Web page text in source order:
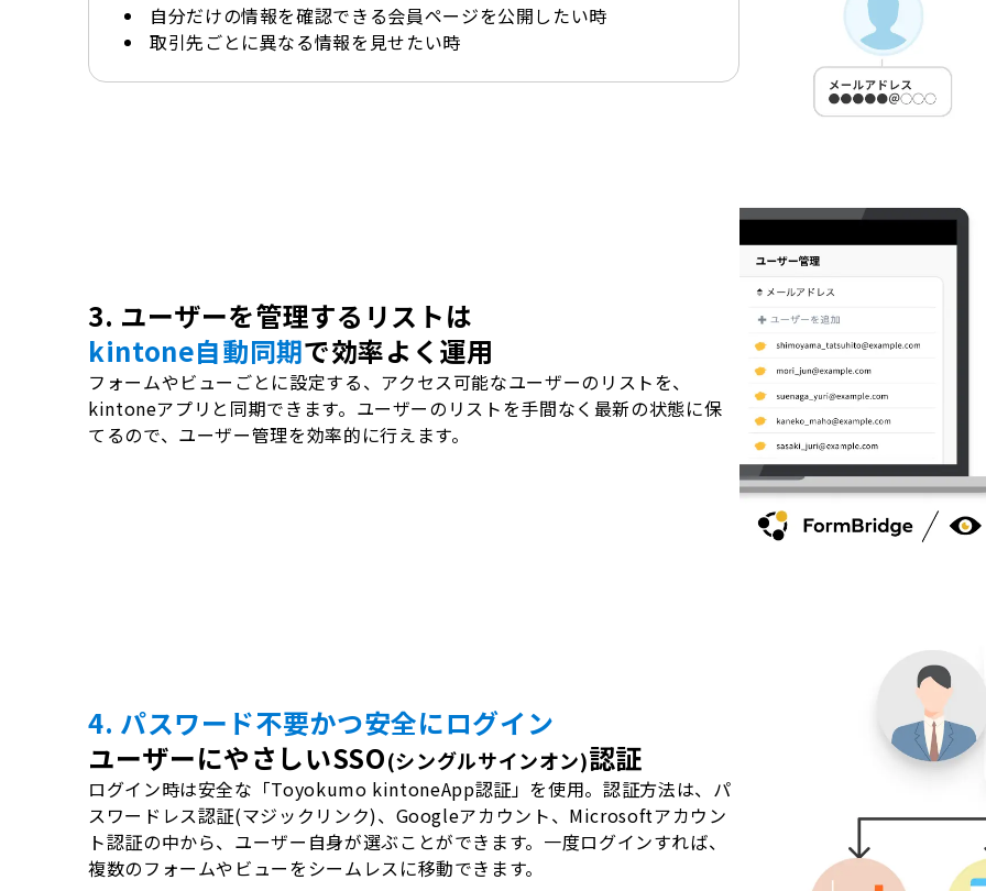
自分だけの情報を確認できる会員ページを公開したい時
取引先ごとに異なる情報を見せたい時
3. ユーザーを管理するリストは
kintone自動同期で効率よく運用
フォームやビューごとに設定する、アクセス可能なユーザーのリストを、
kintoneアプリと同期できます。ユーザーのリストを手間なく最新の状態に保
てるので、ユーザー管理を効率的に行えます。
4. パスワード不要かつ安全にログイン
ユーザーにやさしいSSO(シングルサインオン)認証
ログイン時は安全な「Toyokumo kintoneApp認証」を使用。認証方法は、パ
スワードレス認証(マジックリンク)、Googleアカウント、Microsoftアカウン
ト認証の中から、ユーザー自身が選ぶことができます。一度ログインすれば、
複数のフォームやビューをシームレスに移動できます。